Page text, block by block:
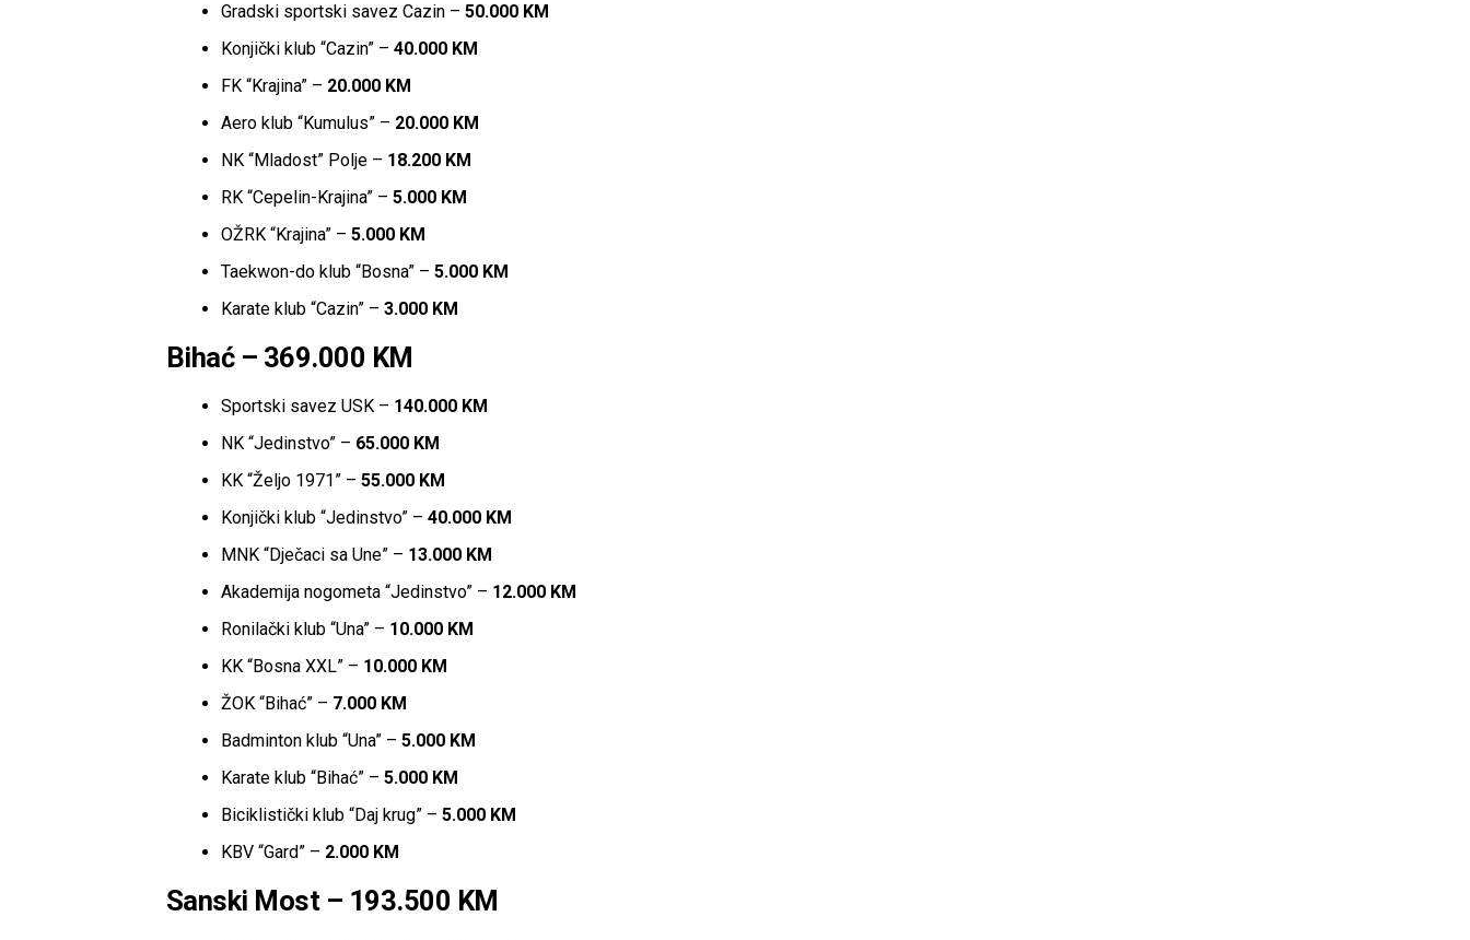
Gradski sportski savez Cazin – 50.000 KM
Konjički klub “Cazin” – 40.000 KM
FK “Krajina” – 20.000 KM
Aero klub “Kumulus” – 20.000 KM
NK “Mladost” Polje – 18.200 KM
RK “Cepelin-Krajina” – 5.000 KM
OŽRK “Krajina” – 5.000 KM
Taekwon-do klub “Bosna” – 5.000 KM
Karate klub “Cazin” – 3.000 KM
Bihać – 369.000 KM
Sportski savez USK – 140.000 KM
NK “Jedinstvo” – 65.000 KM
KK “Željo 1971” – 55.000 KM
Konjički klub “Jedinstvo” – 40.000 KM
MNK “Dječaci sa Une” – 13.000 KM
Akademija nogometa “Jedinstvo” – 12.000 KM
Ronilački klub “Una” – 10.000 KM
KK “Bosna XXL” – 10.000 KM
ŽOK “Bihać” – 7.000 KM
Badminton klub “Una” – 5.000 KM
Karate klub “Bihać” – 5.000 KM
Biciklistički klub “Daj krug” – 5.000 KM
KBV “Gard” – 2.000 KM
Sanski Most – 193.500 KM